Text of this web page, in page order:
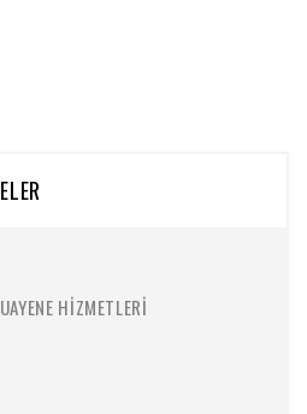
HIZMETLERI